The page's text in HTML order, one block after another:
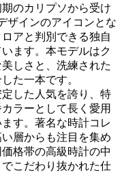
のカリプソから受け
ザインのアイコンとな
アと判別できる独自
ます。本モデルはク
しさと、洗練された
た一本です。
した人気を誇り、特
ラーとして長く愛用
す。著名な時計コレ
層からも注目を集め
格帯の高級時計の中
こだわり抜かれた仕